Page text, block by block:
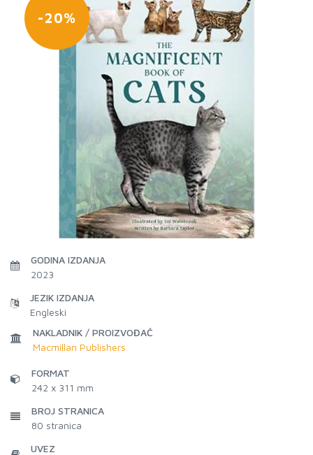
-20%
GODINA IZDANJA
2023
JEZIK IZDANJA
Engleski
NAKLADNIK / PROIZVOĐAČ
Macmillan Publishers
FORMAT
242 x 311 mm
BROJ STRANICA
80 stranica
UVEZ